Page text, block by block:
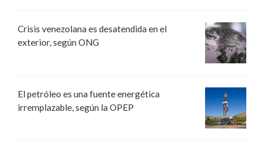
Crisis venezolana es desatendida en el
exterior, según ONG
El petróleo es una fuente energética
irremplazable, según la OPEP